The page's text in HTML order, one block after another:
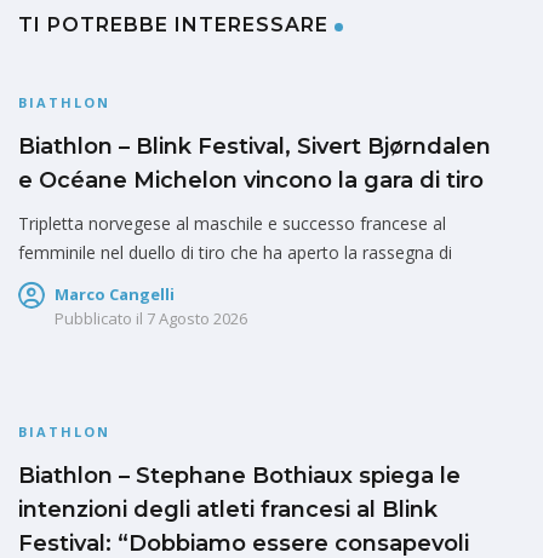
TI POTREBBE INTERESSARE
BIATHLON
Biathlon – Blink Festival, Sivert Bjørndalen
e Océane Michelon vincono la gara di tiro
Tripletta norvegese al maschile e successo francese al
femminile nel duello di tiro che ha aperto la rassegna di
Marco Cangelli
Pubblicato il 7 Agosto 2026
BIATHLON
Biathlon – Stephane Bothiaux spiega le
intenzioni degli atleti francesi al Blink
Festival: “Dobbiamo essere consapevoli